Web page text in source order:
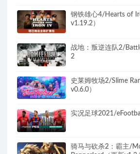
钢铁雄心4/Hearts of
v1.19.2）
战地：叛逆连队2/
2
史莱姆牧场2/Slime
v0.6.0）
实况足球2021/
骑马与砍杀2：霸主/